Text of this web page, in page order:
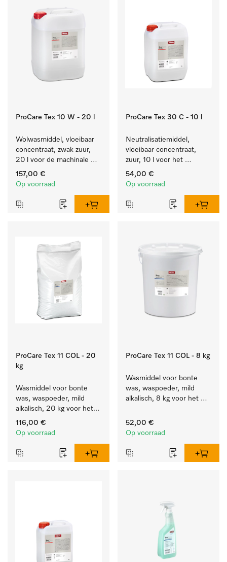
ProCare Tex 10 W - 20 l
Wolwasmiddel, vloeibaar
concentraat, zwak zuur,
20 l voor de machinale
reiniging van wol.
157,00 €
Op voorraad
ProCare Tex 30 C - 10 l
Neutralisatiemiddel,
vloeibaar concentraat,
zuur, 10 l voor het
optimaal beschermen van
het textiel door
54,00 €
Op voorraad
ProCare Tex 11 COL - 20
kg
Wasmiddel voor bonte
was, waspoeder, mild
alkalisch, 20 kg voor het
behoud van kleur en de
reiniging van bonte was.
116,00 €
Op voorraad
ProCare Tex 11 COL - 8 kg
Wasmiddel voor bonte
was, waspoeder, mild
alkalisch, 8 kg voor het
reiniging van bonte was.
52,00 €
Op voorraad